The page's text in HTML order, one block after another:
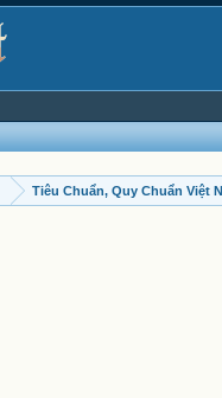
Tiêu Chuẩn, Quy Chuẩn Việt